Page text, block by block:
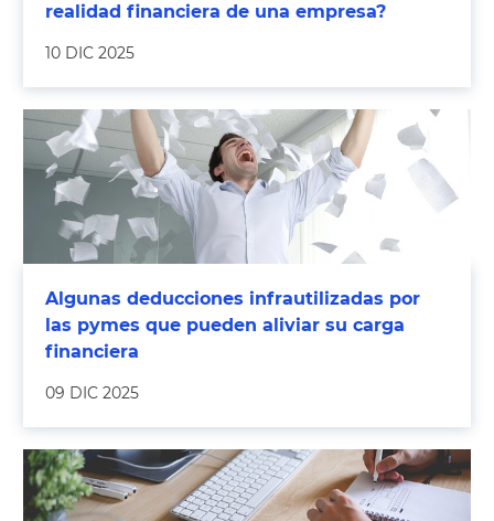
realidad financiera de una empresa?
10 DIC 2025
Algunas deducciones infrautilizadas por
las pymes que pueden aliviar su carga
financiera
09 DIC 2025